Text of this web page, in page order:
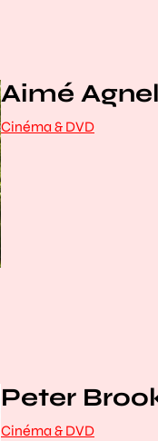
Aimé
Cinéma & DVD
Peter
Cinéma & DVD